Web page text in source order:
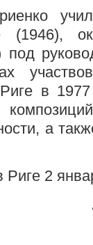
(1946),
в
а
2